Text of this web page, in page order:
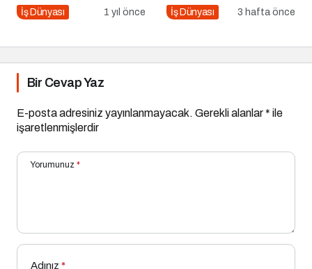
İş Dünyası 1 yıl önce
Dönem Başlıyor: Bayim
İş Dünyası 3 hafta önce
Bir Cevap Yaz
E-posta adresiniz yayınlanmayacak. Gerekli alanlar* ile
işaretlenmişlerdir
Yorumunuz *
Adınız *